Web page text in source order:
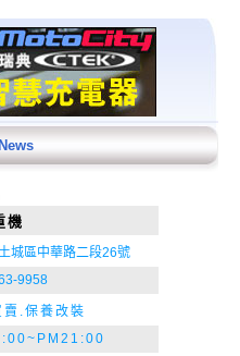
機
城區中華路二段26號
9958
賣.保養改裝